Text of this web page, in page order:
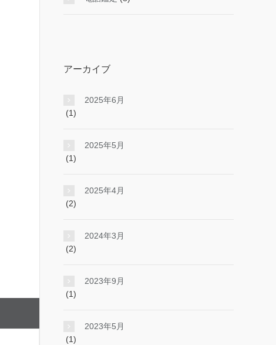
アーカイブ
2025年6月
(1)
2025年5月
(1)
2025年4月
(2)
2024年3月
(2)
2023年9月
(1)
2023年5月
(1)